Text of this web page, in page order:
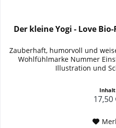
Der kleine Yogi - Love
Zauberhaft, humorvoll und
Wohlfühlmarke Nummer
Illustration und
Inhalt
17,50